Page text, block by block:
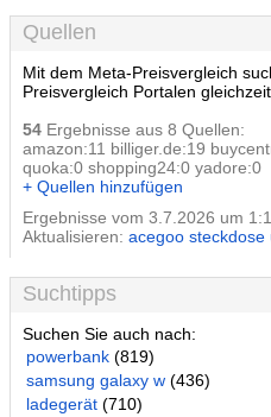
Quellen
Mit dem Meta-Preisvergleich
Preisvergleich Portalen
54 Ergebnisse aus 8 Quellen:
amazon:11 billiger.de:19
quoka:0 shopping24:0 yadore:0
+ Quellen hinzufügen
Ergebnisse vom 3.7.2026 um
Aktualisieren: acegoo steckdose
Suchtipps
Suchen Sie auch nach:
powerbank (819)
samsung galaxy w (436)
ladegerät (710)